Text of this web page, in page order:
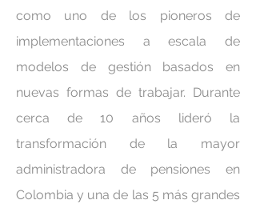
como uno de los pioneros de
implementaciones a escala de
modelos de gestión basados en
nuevas formas de trabajar. Durante
cerca de 10 años lideró la
transformación de la mayor
administradora de pensiones en
Colombia y una de las 5 más grandes